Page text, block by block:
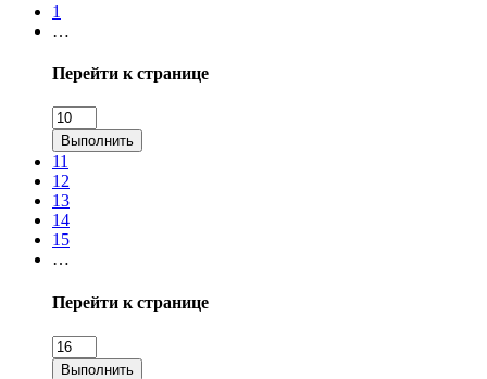
1
…
Перейти к странице
Выполнить
11
12
13
14
15
…
Перейти к странице
Выполнить